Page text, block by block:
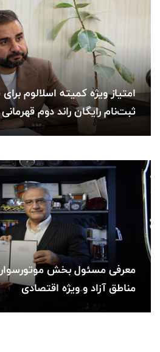
امتیاز ویژه کمیته اسلالوم
ثبت‌نام رایگان راند دوم
معرفی مسئول بخش
مناطق آزاد و ویژه اقتصادی